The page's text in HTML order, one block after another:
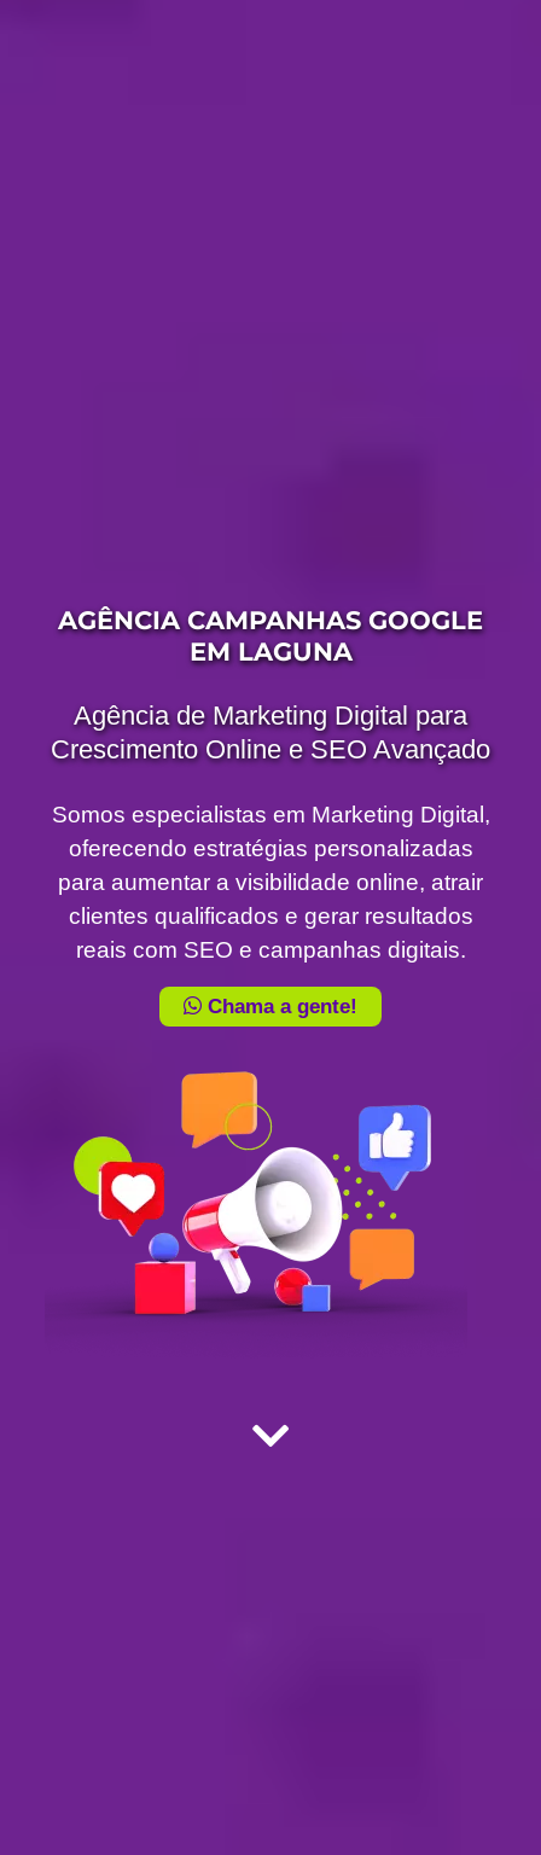
AGÊNCIA CAMPANHAS GOOGLE
EM LAGUNA
Agência de Marketing Digital para
Crescimento Online e SEO Avançado
Somos especialistas em Marketing Digital,
oferecendo estratégias personalizadas
para aumentar a visibilidade online, atrair
clientes qualificados e gerar resultados
reais com SEO e campanhas digitais.
Chama a gente!